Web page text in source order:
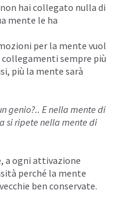
hai collegato nulla di
mente le ha
per la mente vuol
collegamenti sempre più
più la mente sarà
genio?.. E nella mente di
si ripete nella mente di
a ogni attivazione
perché la mente
ben conservate.